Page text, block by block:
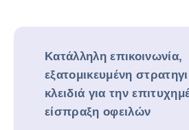
Κατάλληλη επικοινωνία,
εξατομικευμένη
κλειδιά για την
είσπραξη οφειλών